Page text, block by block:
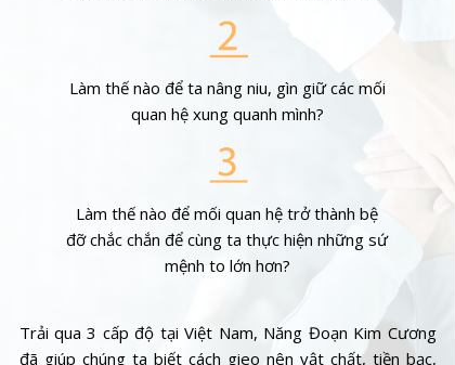
Làm thế nào để ta nâng niu, gìn giữ các mối
quan hệ xung quanh mình?
Làm thế nào để mối quan hệ trở thành bệ
đỡ chắc chắn để cùng ta thực hiện những sứ
mệnh to lớn hơn?
Trải qua 3 cấp độ tại Việt Nam, Năng Đoạn Kim Cương
đã giúp chúng ta biết cách gieo nên vật chất, tiền bạc,